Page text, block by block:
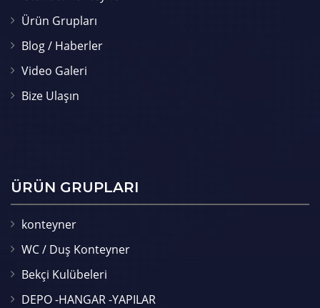
Ürün Grupları
Blog / Haberler
Video Galeri
Bize Ulaşın
ÜRÜN GRUPLARI
konteyner
WC / Duş Konteyner
Bekçi Kulübeleri
DEPO -HANGAR -YAPILAR